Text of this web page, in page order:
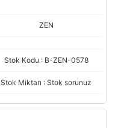
ZEN
Stok Kodu : B-ZEN-0578
Stok Miktarı : Stok sorunuz